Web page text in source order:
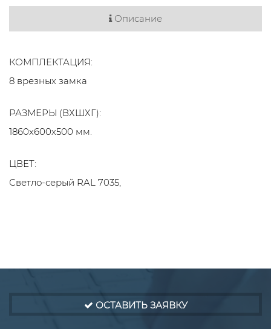
Описание
КОМПЛЕКТАЦИЯ:
8 врезных замка
РАЗМЕРЫ (ВХШХГ):
1860х600х500 мм.
ЦВЕТ:
Светло-серый RAL 7035,
ОСТАВИТЬ ЗАЯВКУ